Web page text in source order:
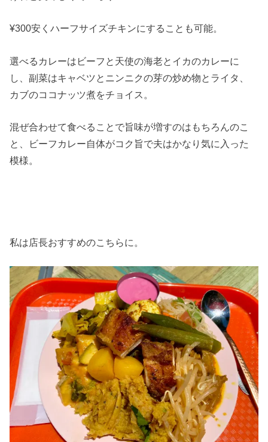
¥300安くハーフサイズチキンにすることも可能。
選べるカレーはビーフと天使の海老とイカのカレーに
し、副菜はキャベツとニンニクの芽の炒め物とライタ、
カブのココナッツ煮をチョイス。
混ぜ合わせて食べることで旨味が増すのはもちろんのこ
と、ビーフカレー自体がコク旨で夫はかなり気に入った
模様。
私は店長おすすめのこちらに。